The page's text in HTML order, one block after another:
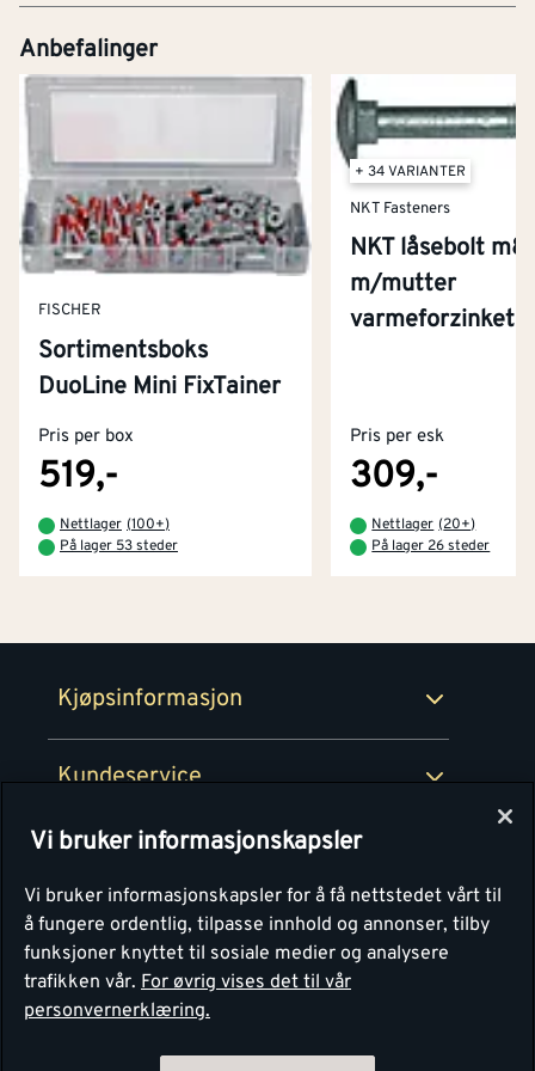
Anbefalinger
FISCHER
Sortimentsboks
DuoLine Mini FixTainer
Pris per box
519,-
Nettlager (100+)
På lager 53 steder
+ 34 VARIANTER
NKT Fasteners
NKT låsebolt
m/mutter
varmeforzinket
Pris per esk
309,-
Nettlager (20+)
På lager 26 steder
Kjøpsinformasjon
Kjøpsbetingelser
Retur- og angrerettsskjema
Kundeservice
Kontakt oss
Tjenester
Montér Klubb
Montér
Om Montér
Byggevarehus og åpningstider
Prismatch
Personvern
Vi bruker informasjonskapsler
Vi bruker informasjonskapsler for å få nettstedet vårt til
å fungere ordentlig, tilpasse innhold og annonser, tilby
funksjoner knyttet til sosiale medier og analysere
trafikken vår. For øvrig vises det til vår
personvernerklæring.